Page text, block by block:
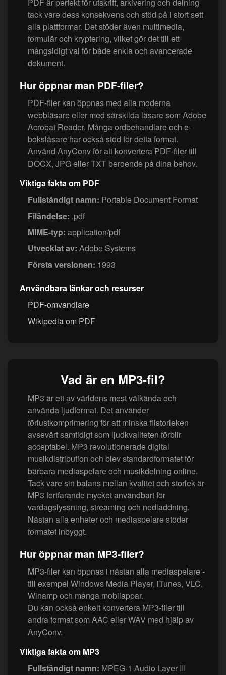
tack vare dess konsekvens och stöd på i stort sett
alla plattformar. Det stöder även multimedia,
formulär och kryptering, vilket gör det till ett
mångsidigt val för både enkla och avancerade
dokument.
Hur öppnar man PDF-filer?
PDF-filer kan öppnas med alla moderna
webbläsare eller med särskilda läsare som Adobe
Acrobat Reader. Många ordbehandlare och e-
boksläsare har också stöd för detta format.
Använd AnyConv för att konvertera PDF-filer till
DOCX, JPG eller TXT beroende på dina behov.
Viktiga fakta om PDF
Fullständigt namn: Portable Document Format
Filändelse: .pdf
MIME-typ: application/pdf
Utvecklat av: Adobe Systems
Första versionen: 1993
Användbara länkar och resurser
PDF-omvandlare
Wikipedia om PDF
Vad är en MP3-fil?
MP3 är ett av världens mest välkända och
använda ljudformat. Det använder
förlustkomprimering för att minska filstorleken
avsevärt samtidigt som ljudkvaliteten förblir
acceptabel. MP3 revolutionerade digital
musikdistribution och blev standardformatet för
bärbara mediaspelare och musikdelning online.
Tack vare sin balans mellan kvalitet och storlek är
MP3 fortfarande mycket användbart för
vardagslyssning, streaming och nedladdning.
Nästan alla enheter och mediaspelare stöder
formatet inbyggt.
Hur öppnar man MP3-filer?
MP3-filer kan öppnas i nästan alla mediaspelare -
till exempel Windows Media Player, iTunes, VLC,
Winamp och många mobilappar.
Du kan också enkelt konvertera MP3-filer till
andra format som AAC eller WAV med hjälp av
AnyConv.
Viktiga fakta om MP3
Fullständigt namn: MPEG-1 Audio Layer III